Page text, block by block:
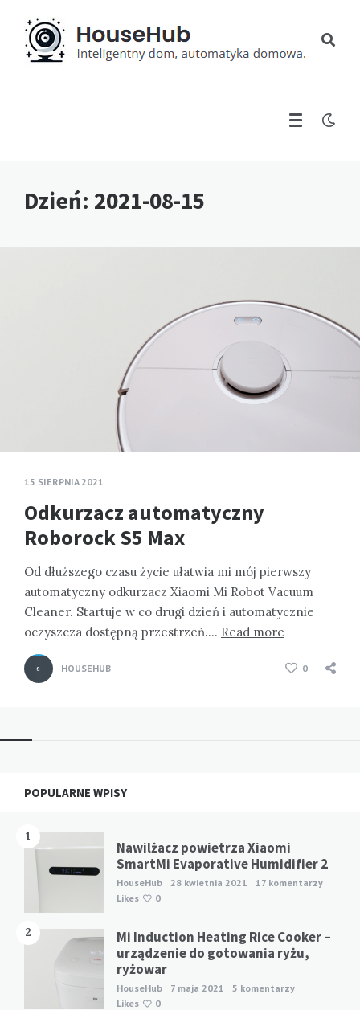
Dzień: 2021-08-15
15 SIERPNIA 2021
Odkurzacz automatyczny
Roborock S5 Max
Od dłuższego czasu życie ułatwia mi mój pierwszy
automatyczny odkurzacz Xiaomi Mi Robot Vacuum
Cleaner. Startuje w co drugi dzień i automatycznie
oczyszcza dostępną przestrzeń…. Read more
HOUSEHUB 0
Widgets
POPULARNE WPISY
1
Nawilżacz powietrza Xiaomi
SmartMi Evaporative Humidifier 2
HouseHub 28 kwietnia 2021
17 komentarzy
Likes
0
2
Mi Induction Heating Rice Cooker –
urządzenie do gotowania ryżu,
ryżowar
HouseHub 7 maja 2021
5 komentarzy
Likes
0